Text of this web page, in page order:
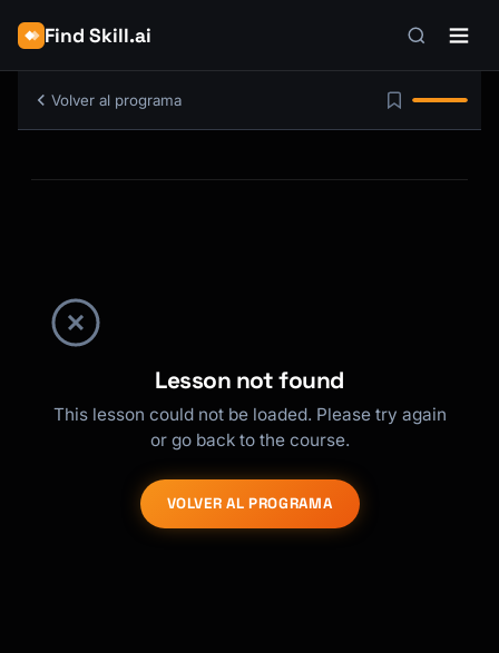
Find Skill.ai
Volver al programa
Lesson not found
This lesson could not be loaded. Please try again
or go back to the course.
VOLVER AL PROGRAMA